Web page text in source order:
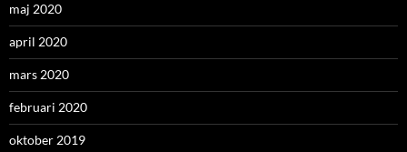
maj 2020
april 2020
mars 2020
februari 2020
oktober 2019